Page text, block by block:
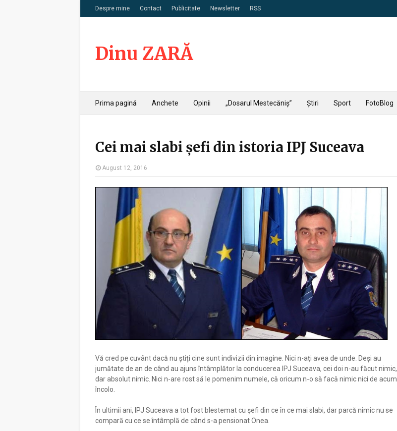
Despre mine Contact Publicitate Newsletter RSS
Dinu ZARĂ
Prima pagină Anchete Opinii „Dosarul Mestecăniș” Știri Sport FotoBlog
Cei mai slabi șefi din istoria IPJ Suceava
August 12, 2016
Vă cred pe cuvânt dacă nu știți cine sunt indivizii din imagine. Nici n-ați avea de unde. Deși au
jumătate de an de când au ajuns întâmplător la conducerea IPJ Suceava, cei doi n-au făcut nimic,
dar absolut nimic. Nici n-are rost să le pomenim numele, că oricum n-o să facă nimic nici de acum
încolo.
În ultimii ani, IPJ Suceava a tot fost blestemat cu șefi din ce în ce mai slabi, dar parcă nimic nu se
compară cu ce se întâmplă de când s-a pensionat Onea.